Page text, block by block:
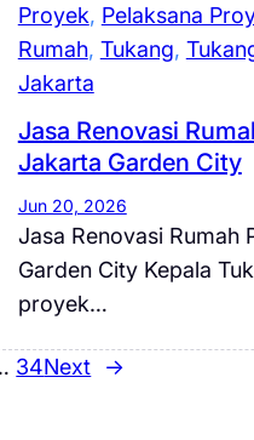
Proyek, Pelaksana
Rumah, Tukang,
Jakarta
Jasa Renovasi
Jakarta Garden City
Jun 20, 2026
Jasa Renovasi Rumah
Garden City Kepala
proyek…
34Next →